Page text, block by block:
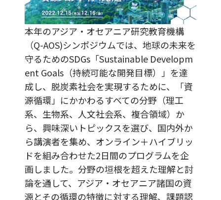
本年のアジア・オセアニア研究教育機構
（Q-AOS)シンポジウムでは、地球の未来を
守るためのSDGs「Sustainable Developm
ent Goals（持続可能な開発目標）」を達
成し、脱炭素社会を実現するために、「資
源循環」にかかわるすべての分野（理工
系、生物系、人文社会系、複合領域）か
ら、興味深いトピックスを選び、国内外か
ら講演者を集め、オンライン＋ハイブリッ
ドを組み合わせた2日間のプログラムを企
画しました。分野の垣根を超えた理解と討
論を通して、アジア・オセアニア諸国の資
源とその循環の特徴に対する理解、課題認